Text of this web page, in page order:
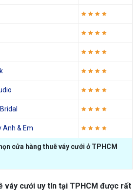
Anh & Em
cửa hàng thuê váy cưới ở TPHCM
váy cưới uy tín tại TPHCM được rất